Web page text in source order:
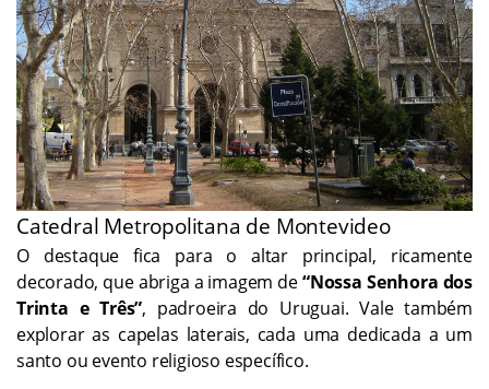
Catedral Metropolitana de Montevideo
O destaque fica para o altar principal, ricamente
decorado, que abriga a imagem de“Nossa Senhora dos
Trinta e Três”, padroeira do Uruguai. Vale também
explorar as capelas laterais, cada uma dedicada a um
santo ou evento religioso específico.